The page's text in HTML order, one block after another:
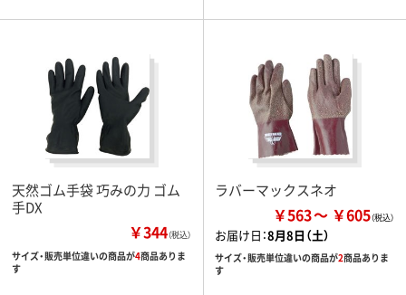
天然ゴム手袋 巧みの力 ゴム
手DX
￥344（税込）
サイズ・販売単位違いの商品が4商品ありま
す
ラバーマックスネオ
￥563 ￥605
お届け日：8月8日（土）
サイズ・販売単位違いの商品が2商品ありま
す